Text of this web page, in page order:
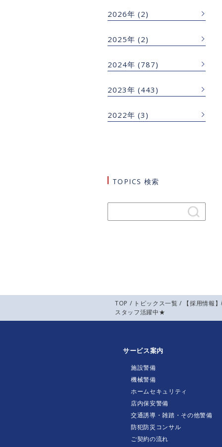
2026年 (2)
2025年 (2)
2024年 (787)
2023年 (443)
2022年 (3)
TOPICS 検索
TOP / トピックス一覧 / 【採用情報
スタッフ活躍中★
サービス案内
施設警備
機械警備
ホームセキュリティ
店内保安警備
交通誘導・雑踏・その他警備
防犯防災コンサル
ご契約の流れ